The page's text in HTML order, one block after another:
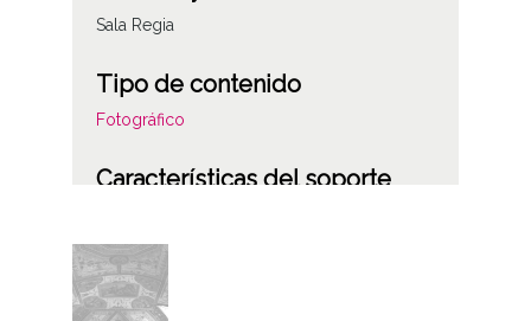
Sala Regia
Tipo de contenido
Fotográfico
Características del soporte
Fecha
19850801